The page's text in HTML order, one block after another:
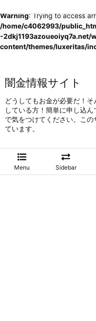
Warning: Trying to access
/home/c4062993/
-2dkj1193azoueoiyq7a.net/
content/themes/luxeritas/
闇金情報サイト
どうしてもお金が必要だ！
している方！簡単に申し込
で気をつけてください。こ
ています。
Menu Sidebar